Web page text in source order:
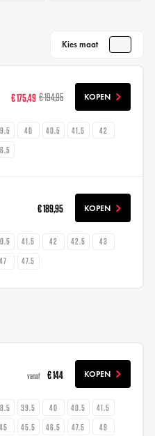
Kies maat
€ 175,49 € 194,95 KOPEN
40 40.5 41.5
42
€ 189,95 KOPEN
41.5 42 42.5
43
47 47.5
vanaf € 144 KOPEN
39.5 40 40.5
41.5
45 45.5 46.5 47.5 49